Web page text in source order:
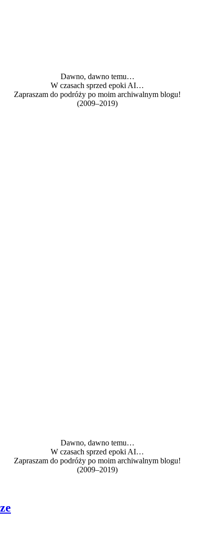
Dawno, dawno temu…
W czasach sprzed epoki AI…
Zapraszam do podróży po moim archiwalnym blogu!
(2009–2019)
Dawno, dawno temu…
W czasach sprzed epoki AI…
Zapraszam do podróży po moim archiwalnym blogu!
(2009–2019)